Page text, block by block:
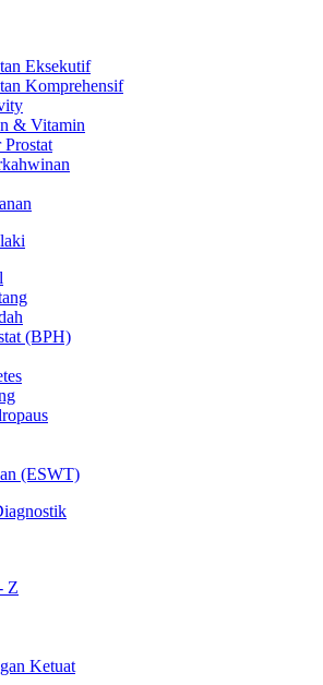
Eksekutif
Komprehensif
& Vitamin
Prostat
(BPH)
(ESWT)
Z
Ketuat